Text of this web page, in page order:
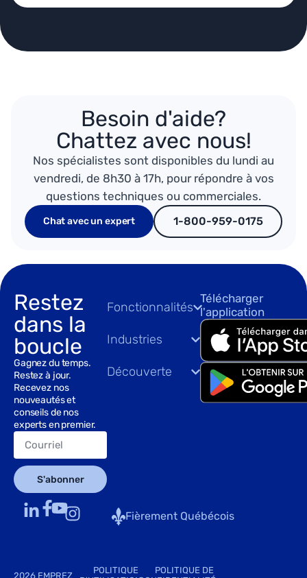
Besoin d'aide?
Chattez avec nous!
Nos spécialistes sont disponibles du lundi au
vendredi, de 8h30 à 17h, pour répondre à vos
questions techniques ou commerciales.
Chat avec un expert 1-800-959-0175
Restez
dans la
boucle
Gagnez du temps.
Restez à jour.
Recevez nos
nouveautés et
conseils de nos
experts en premier.
S'abonner
Fonctionnalités
Industries
Découverte
Télécharger
l'application
Fièrement Québécois
2026 EMPREZ
POLITIQUE
POLITIQUE DE